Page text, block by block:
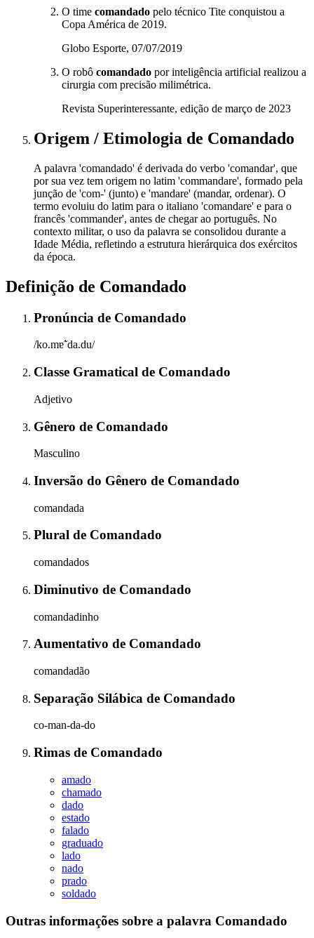
O time comandado pelo técnico Tite conquistou a
Copa América de 2019.
Globo Esporte, 07/07/2019
O robô comandado por inteligência artificial realizou a
cirurgia com precisão milimétrica.
Revista Superinteressante, edição de março de 2023
Origem / Etimologia de Comandado
A palavra 'comandado' é derivada do verbo 'comandar', que
por sua vez tem origem no latim 'commandare', formado pela
junção de 'com-' (junto) e 'mandare' (mandar, ordenar). O
termo evoluiu do latim para o italiano 'comandare' e para o
francês 'commander', antes de chegar ao português. No
contexto militar, o uso da palavra se consolidou durante a
Idade Média, refletindo a estrutura hierárquica dos exércitos
da época.
Definição de Comandado
Pronúncia de Comandado
/ko.mɐ̃ˈda.du/
Classe Gramatical de Comandado
Adjetivo
Gênero de Comandado
Masculino
Inversão do Gênero de Comandado
comandada
Plural de Comandado
comandados
Diminutivo de Comandado
comandadinho
Aumentativo de Comandado
comandadão
Separação Silábica de Comandado
co-man-da-do
Rimas de Comandado
amado
chamado
dado
estado
falado
graduado
lado
nado
prado
soldado
Outras informações sobre a palavra Comandado